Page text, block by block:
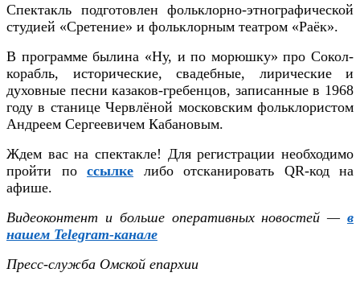
Спектакль подготовлен фольклорно-этнографической
студией «Сретение» и фольклорным театром «Раёк».
В программе былина «Ну, и по морюшку» про Сокол-
корабль, исторические, свадебные, лирические и
духовные песни казаков-гребенцов, записанные в 1968
году в станице Червлёной московским фольклористом
Андреем Сергеевичем Кабановым.
Ждем вас на спектакле! Для регистрации необходимо
пройти по ссылке либо отсканировать QR-код на
афише.
Видеоконтент и больше оперативных новостей — в
нашем Telegram-канале
Пресс-служба Омской епархии